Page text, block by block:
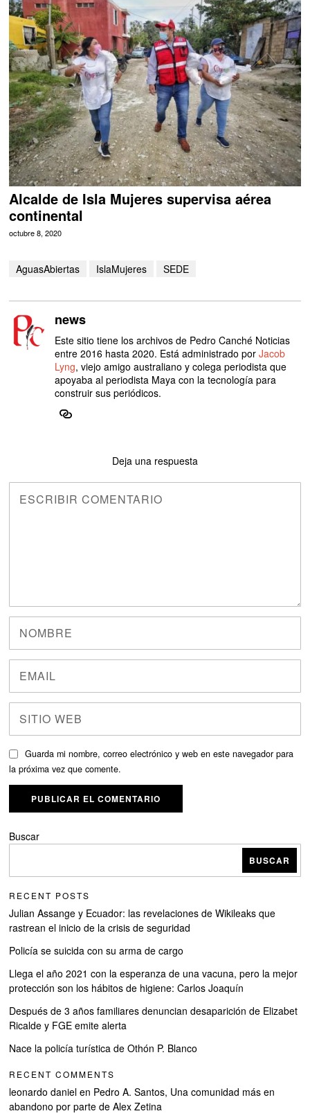
Alcalde de Isla Mujeres supervisa aérea
continental
octubre 8, 2020
AguasAbiertas IslaMujeres SEDE
news
Este sitio tiene los archivos de Pedro Canché Noticias
entre 2016 hasta 2020. Está administrado porJacob
Lyng, viejo amigo australiano y colega periodista que
apoyaba al periodista Maya con la tecnología para
construir sus periódicos.
Deja una respuesta
Guarda mi nombre, correo electrónico y web en este navegador para
la próxima vez que comente.
Buscar
BUSCAR
RECENT POSTS
Julian Assange y Ecuador: las revelaciones de Wikileaks que
rastrean el inicio de la crisis de seguridad
Policía se suicida con su arma de cargo
Llega el año 2021 con la esperanza de una vacuna, pero la mejor
protección son los hábitos de higiene: Carlos Joaquín
Después de 3 años familiares denuncian desaparición de Elizabet
Ricalde y FGE emite alerta
Nace la policía turística de Othón P. Blanco
RECENT COMMENTS
leonardo daniel en Pedro A. Santos, Una comunidad más en
abandono por parte de Alex Zetina